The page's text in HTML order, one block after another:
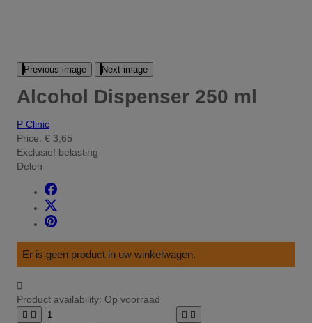
Previous image Next image
Alcohol Dispenser 250 ml
P Clinic
Price: € 3,65
Exclusief belasting
Delen
Er is geen product in uw winkelwagen.

Product availability: Op voorraad
   